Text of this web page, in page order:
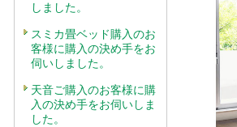
しました。
スミカ畳ベッド購入のお
客様に購入の決め手をお
伺いしました。
天音ご購入のお客様に購
入の決め手をお伺いしま
した。